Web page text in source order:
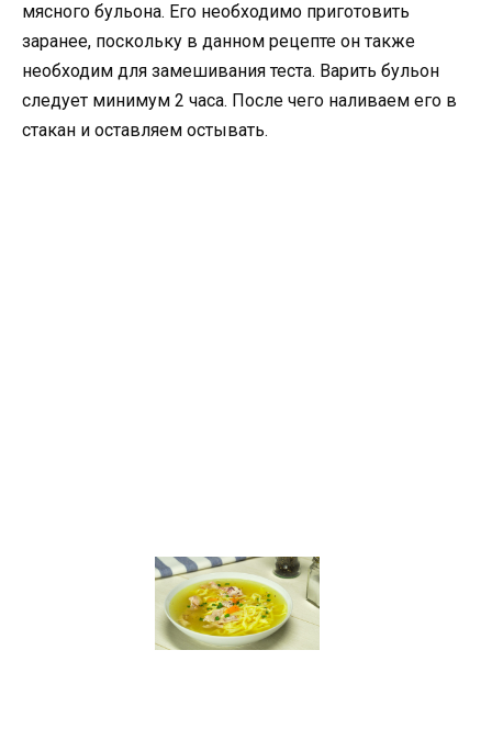
мясного бульона. Его необходимо приготовить
заранее, поскольку в данном рецепте он также
необходим для замешивания теста. Варить бульон
следует минимум 2 часа. После чего наливаем его в
стакан и оставляем остывать.